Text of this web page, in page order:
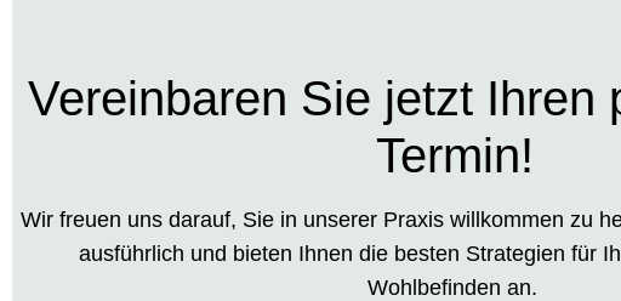
Vereinbaren Sie jetzt Ihren
Termin!
Wir freuen uns darauf, Sie in unserer Praxis willkommen zu
ausführlich und bieten Ihnen die besten Strategien für
Wohlbefinden an.